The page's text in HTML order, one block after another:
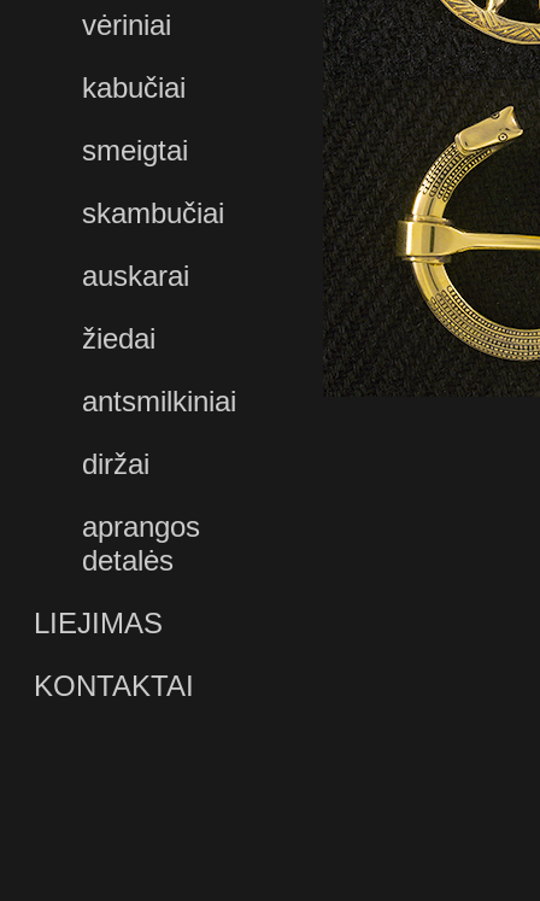
vėriniai
kabučiai
smeigtai
skambučiai
auskarai
žiedai
antsmilkiniai
diržai
aprangos
detalės
LIEJIMAS
KONTAKTAI